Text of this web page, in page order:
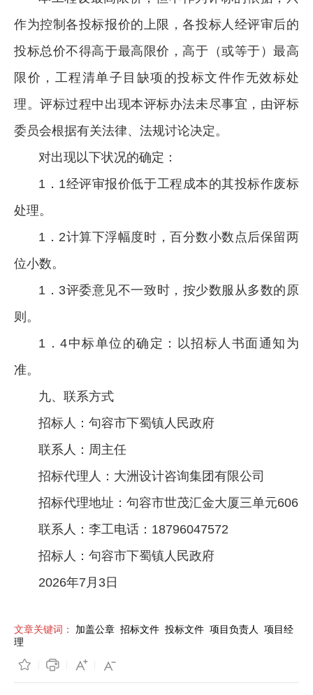
作为控制各投标报价的上限，各投标人经评审后的
投标总价不得高于最高限价，高于（或等于）最高
限价，工程清单子目缺项的投标文件作无效标处
理。评标过程中出现本评标办法未尽事宜，由评标
委员会根据有关法律、法规讨论决定。
对出现以下状况的确定：
1．1经评审报价低于工程成本的其投标作废标
处理。
1．2计算下浮幅度时，百分数小数点后保留两
位小数。
1．3评委意见不一致时，按少数服从多数的原
则。
1．4中标单位的确定：以招标人书面通知为
准。
九、联系方式
招标人：句容市下蜀镇人民政府
联系人：周主任
招标代理人：大洲设计咨询集团有限公司
招标代理地址：句容市世茂汇金大厦三单元606
联系人：李工电话：18796047572
招标人：句容市下蜀镇人民政府
2026年7月3日
文章关键词： 加盖公章 招标文件 投标文件 项目负责人
项目经
理